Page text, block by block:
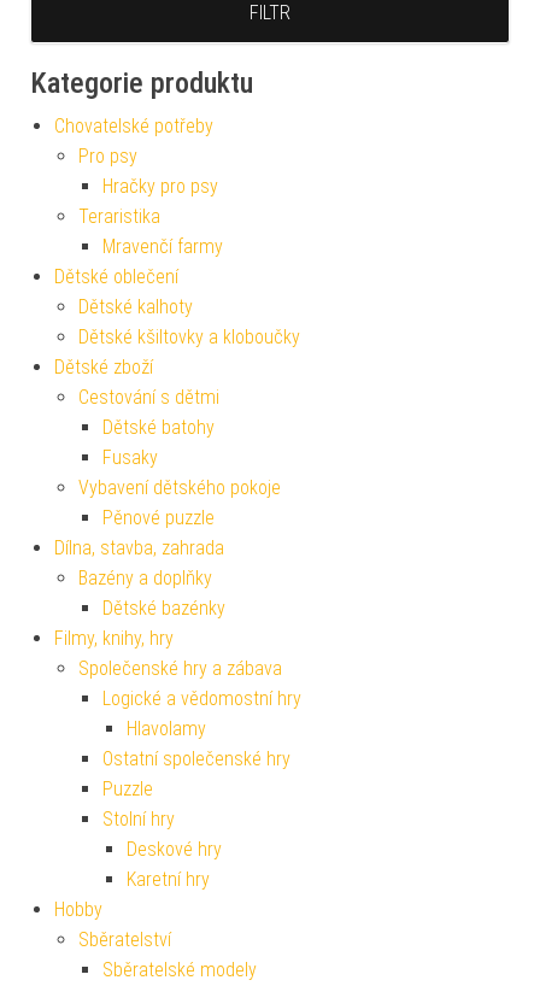
FILTR
Kategorie produktu
Chovatelské potřeby
Pro psy
Hračky pro psy
Teraristika
Mravenčí farmy
Dětské oblečení
Dětské kalhoty
Dětské kšiltovky a kloboučky
Dětské zboží
Cestování s dětmi
Dětské batohy
Fusaky
Vybavení dětského pokoje
Pěnové puzzle
Dílna, stavba, zahrada
Bazény a doplňky
Dětské bazénky
Filmy, knihy, hry
Společenské hry a zábava
Logické a vědomostní hry
Hlavolamy
Ostatní společenské hry
Puzzle
Stolní hry
Deskové hry
Karetní hry
Hobby
Sběratelství
Sběratelské modely